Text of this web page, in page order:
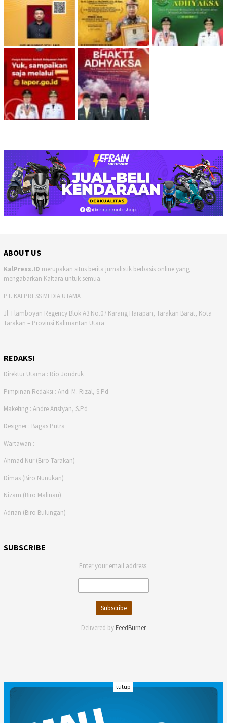
ABOUT US
KalPress.ID merupakan situs berita jurnalistik berbasis online yang
mengabarkan Kaltara untuk semua.
PT. KALPRESS MEDIA UTAMA
Jl. Flamboyan Regency Blok A3 No.07 Karang Harapan, Tarakan Barat, Kota
Tarakan – Provinsi Kalimantan Utara
REDAKSI
Direktur Utama : Rio Jondruk
Pimpinan Redaksi : Andi M. Rizal, S.Pd
Maketing : Andre Aristyan, S.Pd
Designer : Bagas Putra
Wartawan :
Ahmad Nur (Biro Tarakan)
Dimas (Biro Nunukan)
Nizam (Biro Malinau)
Adrian (Biro Bulungan)
SUBSCRIBE
Enter your email address:
Delivered by FeedBurner
INDEKS
tutup